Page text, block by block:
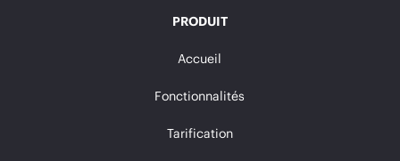
PRODUIT
Accueil
Fonctionnalités
Tarification